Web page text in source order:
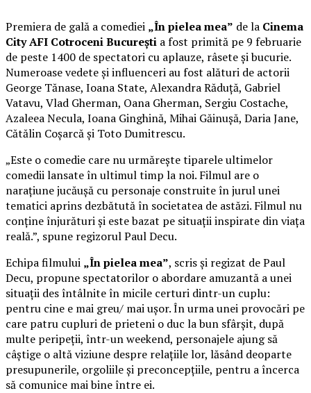
Premiera de gală a comediei „În pielea mea” de la Cinema
City AFI Cotroceni București a fost primită pe 9 februarie
de peste 1400 de spectatori cu aplauze, râsete și bucurie.
Numeroase vedete și influenceri au fost alături de actorii
George Tănase, Ioana State, Alexandra Răduță, Gabriel
Vatavu, Vlad Gherman, Oana Gherman, Sergiu Costache,
Azaleea Necula, Ioana Ginghină, Mihai Găinușă, Daria Jane,
Cătălin Coșarcă și Toto Dumitrescu.
„Este o comedie care nu urmărește tiparele ultimelor
comedii lansate în ultimul timp la noi. Filmul are o
narațiune jucăușă cu personaje construite în jurul unei
tematici aprins dezbătută în societatea de astăzi. Filmul nu
conține înjurături și este bazat pe situații inspirate din viața
reală.”, spune regizorul Paul Decu.
Echipa filmului „În pielea mea”, scris și regizat de Paul
Decu, propune spectatorilor o abordare amuzantă a unei
situații des întâlnite în micile certuri dintr-un cuplu:
pentru cine e mai greu/ mai ușor. În urma unei provocări pe
care patru cupluri de prieteni o duc la bun sfârșit, după
multe peripeții, într-un weekend, personajele ajung să
câștige o altă viziune despre relațiile lor, lăsând deoparte
presupunerile, orgoliile și preconcepțiile, pentru a încerca
să comunice mai bine între ei.